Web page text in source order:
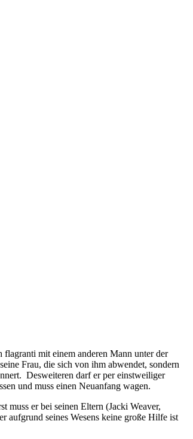
mit einem anderen Mann unter der
Frau, die sich von ihm abwendet, sondern
Desweiteren darf er per einstweiliger
und muss einen Neuanfang wagen.
muss er bei seinen Eltern (Jacki Weaver,
aufgrund seines Wesens keine große Hilfe ist